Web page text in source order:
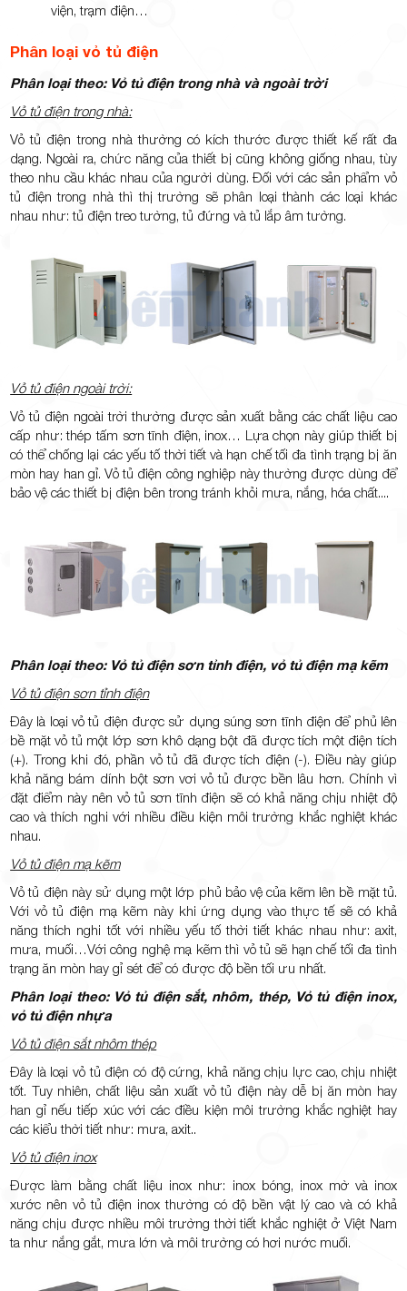
viện, trạm điện…
Phân loại vỏ tủ điện
Phân loại theo: Vỏ tủ điện trong nhà và ngoài trời
Vỏ tủ điện trong nhà:
Vỏ tủ điện trong nhà thường có kích thước được thiết kế rất đa
dạng. Ngoài ra, chức năng của thiết bị cũng không giống nhau, tùy
theo nhu cầu khác nhau của người dùng. Đối với các sản phẩm vỏ
tủ điện trong nhà thì thị trường sẽ phân loại thành các loại khác
nhau như: tủ điện treo tường, tủ đứng và tủ lắp âm tường.
Vỏ tủ điện ngoài trời:
Vỏ tủ điện ngoài trời thường được sản xuất bằng các chất liệu cao
cấp như: thép tấm sơn tĩnh điện, inox… Lựa chọn này giúp thiết bị
có thể chống lại các yếu tố thời tiết và hạn chế tối đa tình trạng bị ăn
mòn hay han gỉ. Vỏ tủ điện công nghiệp này thường được dùng để
bảo vệ các thiết bị điện bên trong tránh khỏi mưa, nắng, hóa chất....
Phân loại theo: Vỏ tủ điện sơn tỉnh điện, vỏ tủ điện mạ kẽm
Vỏ tủ điện sơn tỉnh điện
Đây là loại vỏ tủ điện được sử dụng súng sơn tĩnh điện để phủ lên
bề mặt vỏ tủ một lớp sơn khô dạng bột đã được tích một điện tích
(+). Trong khi đó, phần vỏ tủ đã được tích điện (-). Điều này giúp
khả năng bám dính bột sơn vơi vỏ tủ được bền lâu hơn. Chính vì
đặt điểm này nên vỏ tủ sơn tĩnh điện sẽ có khả năng chịu nhiệt độ
cao và thích nghi với nhiều điều kiện môi trường khắc nghiệt khác
nhau.
Vỏ tủ điện mạ kẽm
Vỏ tủ điện này sử dụng một lớp phủ bảo vệ của kẽm lên bề mặt tủ.
Với vỏ tủ điện mạ kẽm này khi ứng dụng vào thực tế sẽ có khả
năng thích nghi tốt với nhiều yếu tố thời tiết khác nhau như: axit,
mưa, muối…Với công nghệ mạ kẽm thì vỏ tủ sẽ hạn chế tối đa tình
trạng ăn mòn hay gỉ sét để có được độ bền tối ưu nhất.
Phân loại theo: Vỏ tủ điện sắt, nhôm, thép, Vỏ tủ điện inox,
vỏ tủ điện nhựa
Vỏ tủ điện sắt nhôm thép
Đây là loại vỏ tủ điện có độ cứng, khả năng chịu lực cao, chịu nhiệt
tốt. Tuy nhiên, chất liệu sản xuất vỏ tủ điện này dễ bị ăn mòn hay
han gỉ nếu tiếp xúc với các điều kiện môi trường khắc nghiệt hay
các kiểu thời tiết như: mưa, axit..
Vỏ tủ điện inox
Được làm bằng chất liệu inox như: inox bóng, inox mờ và inox
xước nên vỏ tủ điện inox thường có độ bền vật lý cao và có khả
năng chịu được nhiều môi trường thời tiết khắc nghiệt ở Việt Nam
ta như nắng gắt, mưa lớn và môi trường có hơi nước muối.